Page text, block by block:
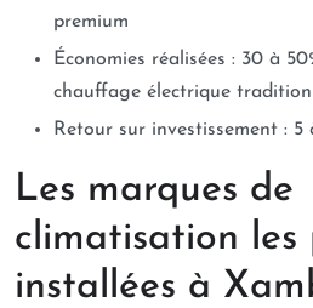
premium
Économies réalisées : 30 à
chauffage électrique
Retour sur investissement :
Les marques de
climatisation les
installées à